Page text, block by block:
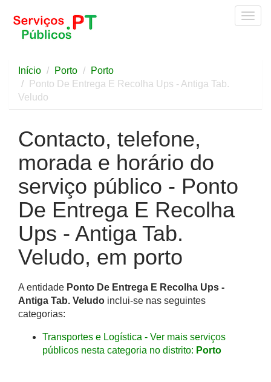
Início Porto
Porto
Ponto De Entrega E Recolha Ups - Antiga Tab.
Veludo
Contacto, telefone,
morada e horário do
serviço público - Ponto
De Entrega E Recolha
Ups - Antiga Tab.
Veludo, em porto
A entidade Ponto De Entrega E Recolha Ups -
Antiga Tab. Veludo inclui-se nas seguintes
categorias:
Transportes e Logística - Ver mais serviços
públicos nesta categoria no distrito: Porto